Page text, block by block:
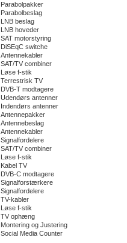
Parabolpakker
Parabolbeslag
LNB beslag
LNB hoveder
SAT motorstyring
DiSEqC switche
Antennekabler
SAT/TV combiner
Løse f-stik
Terrestrisk TV
DVB-T modtagere
Udendørs antenner
Indendørs antenner
Antennepakker
Antennebeslag
Antennekabler
Signalfordelere
SAT/TV combiner
Løse f-stik
Kabel TV
DVB-C modtagere
Signalforstærkere
Signalfordelere
TV-kabler
Løse f-stik
TV ophæng
Montering og Justering
Social Media Counter